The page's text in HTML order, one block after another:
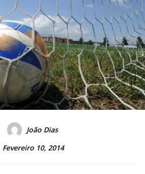
João Dias
Fevereiro 10, 2014